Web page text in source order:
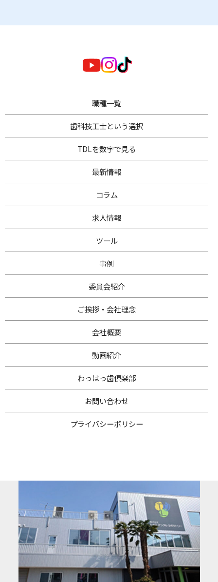
職種一覧
歯科技工士という選択
TDLを数字で見る
最新情報
コラム
求人情報
ツール
事例
委員会紹介
ご挨拶・ 会社理念
会社概要
動画紹介
わっはっ歯倶楽部
お問い合わせ
プライバシーポリシー